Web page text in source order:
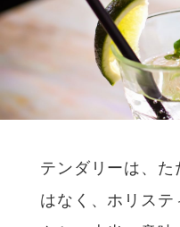
テンダリーは、
はなく、ホリス